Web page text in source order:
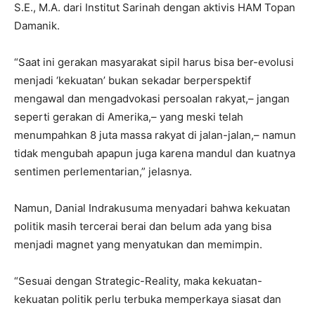
S.E., M.A. dari Institut Sarinah dengan aktivis HAM Topan
Damanik.
“Saat ini gerakan masyarakat sipil harus bisa ber-evolusi
menjadi ‘kekuatan’ bukan sekadar berperspektif
mengawal dan mengadvokasi persoalan rakyat,– jangan
seperti gerakan di Amerika,– yang meski telah
menumpahkan 8 juta massa rakyat di jalan-jalan,– namun
tidak mengubah apapun juga karena mandul dan kuatnya
sentimen perlementarian,” jelasnya.
Namun, Danial Indrakusuma menyadari bahwa kekuatan
politik masih tercerai berai dan belum ada yang bisa
menjadi magnet yang menyatukan dan memimpin.
“Sesuai dengan Strategic-Reality, maka kekuatan-
kekuatan politik perlu terbuka memperkaya siasat dan